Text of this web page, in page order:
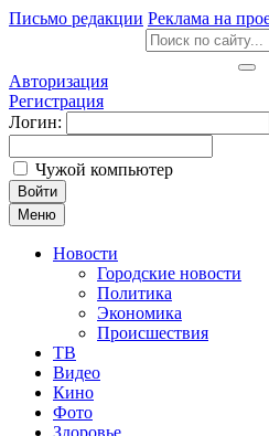
Письмо редакции Реклама на
Авторизация
Регистрация
Логин:
Чужой компьютер
Войти
Меню
Новости
Городские новости
Политика
Экономика
Происшествия
ТВ
Видео
Кино
Фото
Здоровье